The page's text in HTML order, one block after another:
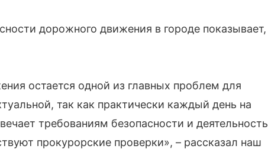
дорожного движения в городе показывает,
остается одной из главных проблем для
так как практически каждый день на
требованиям безопасности и деятельность
прокурорские проверки», – рассказал наш